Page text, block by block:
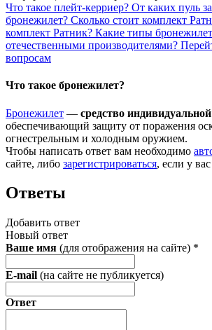
Что такое плейт-керриер? От каких пуль
бронежилет? Сколько стоит комплект
комплект Ратник? Какие типы
отечественными производителями?
вопросам
Что такое бронежилет?
Бронежилет — средство
обеспечивающий защиту от поражения
огнестрельным и холодным оружием.
Чтобы написать ответ вам необходимо
сайте, либо зарегистрироваться, если у
Ответы
Добавить ответ
Новый ответ
Ваше имя (для отображения на сайте) *
E-mail (на сайте не публикуется)
Ответ